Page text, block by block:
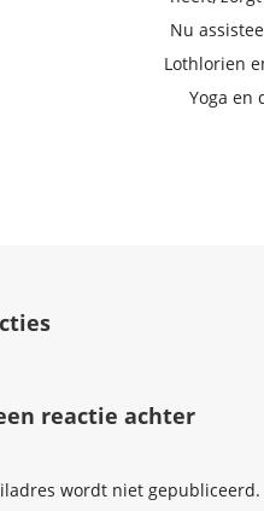
Nu
Lothlorien
Yoga en
reactie achter
wordt niet gepubliceerd.